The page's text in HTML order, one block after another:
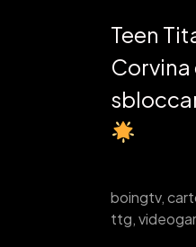
Teen
Corvina
boingtv,
ttg,